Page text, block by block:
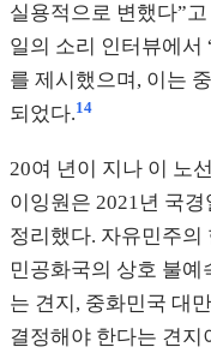
실용적으로 변했다”
일의 소리 인터뷰에서
를 제시했으며, 이는
되었다.14
20여 년이 지나 이 노
이잉원은 2021년 국
정리했다. 자유민주의
민공화국의 상호 불예
는 견지, 중화민국 대
결정해야 한다는 견지